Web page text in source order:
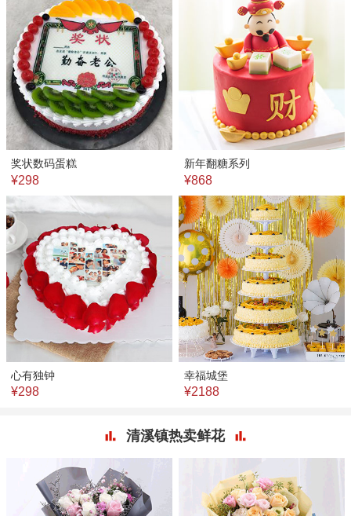
奖状数码蛋糕
¥298
新年翻糖系列
¥868
心有独钟
¥298
幸福城堡
¥2188
清溪镇热卖鲜花